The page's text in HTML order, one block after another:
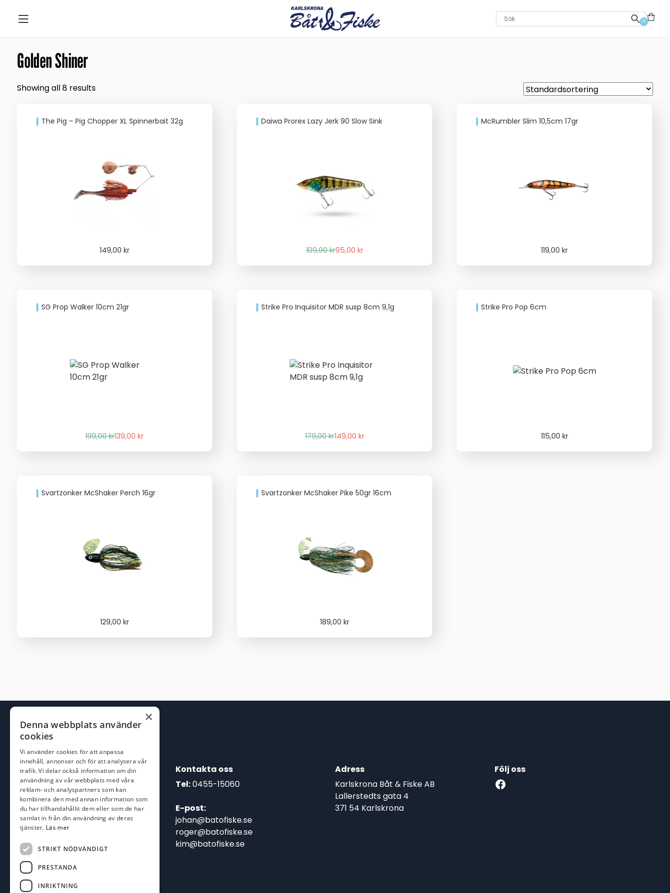
0
Golden Shiner
Showing all 8 results
The Pig – Pig Chopper XL Spinnerbait 32g
149,00 kr
Daiwa Prorex Lazy Jerk 90 Slow Sink
109,00krDet
95,00 kr
Det
McRumbler Slim 10,5cm 17gr
119,00kr
SG Prop Walker 10cm 21gr
199,00krDet
139,00kr
Det
Strike Pro Inquisitor MDR susp 8cm 9,1g
179,00krDet
149,00 kr
Det
Strike Pro Pop 6cm
115,00 kr
Svartzonker McShaker Perch 16gr
129,00 kr
Svartzonker McShaker Pike 50gr 16cm
189,00 kr
Kontakta oss
Tel:0455-15060
E-post:
johan@batofiske.se
roger@batofiske.se
kim@batofiske.se
Adress
Karlskrona Båt & Fiske AB
Lallerstedts gata 4
371 54 Karlskrona
Följ oss
Facebook
×
Denna webbplats använder
cookies
Vi använder cookies för att anpassa
innehåll, annonser och för att analysera vår
trafik. Vi delar också information om din
användning av vår webbplats med våra
reklam- och analyspartners som kan
kombinera den med annan information som
du har tillhandahållit dem eller som de har
samlat in från din användning av deras
tjänster. Läs mer
STRIKT NÖDVÄNDIGT
PRESTANDA
INRIKTNING